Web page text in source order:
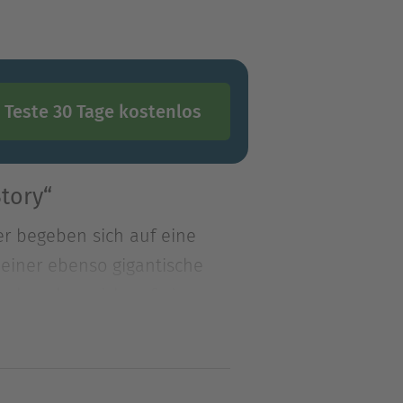
Teste 30 Tage kostenlos
begeben sich auf eine
ebenso gigantische
ebenso gigantischen